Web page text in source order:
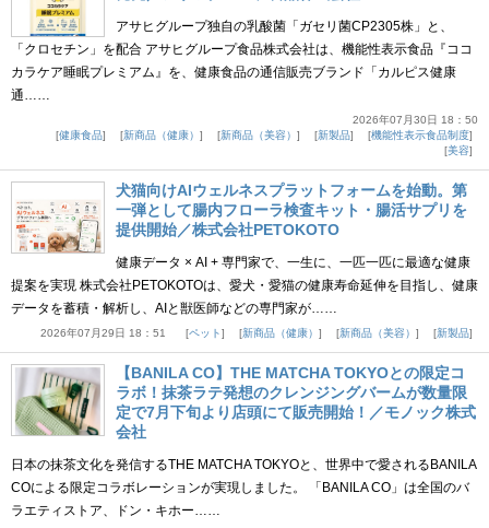
アサヒグループ独自の乳酸菌「ガセリ菌CP2305株」と、
「クロセチン」を配合 アサヒグループ食品株式会社は、機能性表示食品『ココ
カラケア睡眠プレミアム』を、健康食品の通信販売ブランド「カルピス健康
通……
2026年07月30日 18：50
健康食品
新商品（健康） 新商品（美容） 新製品
機能性表示食品制度
美容
犬猫向けAIウェルネスプラットフォームを始動。第
一弾として腸内フローラ検査キット・腸活サプリを
提供開始／株式会社PETOKOTO
健康データ × AI + 専門家で、一生に、一匹一匹に最適な健康
提案を実現 株式会社PETOKOTOは、愛犬・愛猫の健康寿命延伸を目指し、健康
データを蓄積・解析し、AIと獣医師などの専門家が……
2026年07月29日 18：51 ペット 新商品（健康） 新商品（美容） 新製品
【BANILA CO】THE MATCHA TOKYOとの限定コ
ラボ！抹茶ラテ発想のクレンジングバームが数量限
定で7月下旬より店頭にて販売開始！／モノック株式
会社
日本の抹茶文化を発信するTHE MATCHA TOKYOと、世界中で愛されるBANILA
COによる限定コラボレーションが実現しました。 「BANILA CO」は全国のバ
ラエティストア、ドン・キホー……